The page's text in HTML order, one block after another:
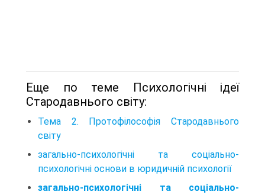
Еще по теме Психологічні ідеї
Стародавнього світу:
Тема 2. Протофілософія Стародавнього
світу
загально-психологічні та соціально-
психологічні основи в юридичній психології
загально-психологічні та соціально-